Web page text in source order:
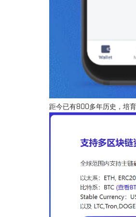
距今已有800多年历史，培